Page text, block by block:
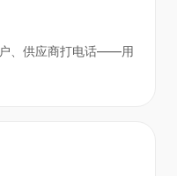
、供应商打电话——用